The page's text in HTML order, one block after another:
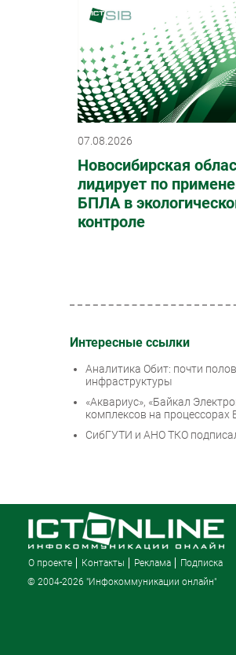
07.08.2026
Новосибирская
лидирует по
БПЛА в
контроле
Интересные ссылки
Аналитика Обит: почти
инфраструктуры
«Аквариус», «Байкал
комплексов на процессорах
СибГУТИ и АНО ТКО
О проекте Контакты Реклама
Подписка
© 2004-2026 "Инфокоммуникации онлайн"